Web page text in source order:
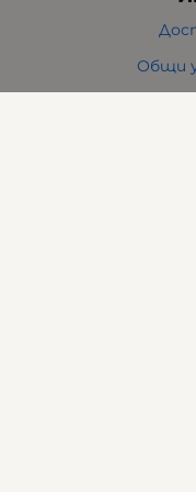
Общи